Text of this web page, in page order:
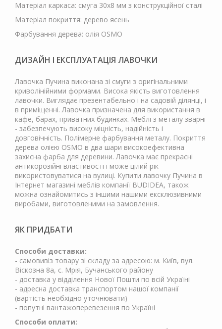
Матеріал каркаса: смуга 30х8 мм з конструкційної сталі
Матеріал покриття: дерево ясень
Фарбування дерева: олія OSMO
ДИЗАЙН І ЕКСПЛУАТАЦІЯ ЛАВОЧКИ
Лавочка Пучина виконана зі смуги з оригінальними
криволінійними формами. Висока якість виготовлення
лавочки. Виглядає презентабельно і на садовій ділянці, і
в приміщенні. Лавочка призначена для використання в
кафе, барах, приватних будинках. Меблі з металу зварні
- забезпечують високу міцність, надійність і
довговічність. Полімерне фарбування металу. Покриття
дерева олією OSMO в два шари високоефективна
захисна фарба для деревини. Лавочка має прекрасні
антикорозійні властивості і може цілий рік
використовуватися на вулиці. Купити лавочку Пучина в
Інтернет магазині меблів компанії BUDIDEA, також
можна ознайомитись з іншими нашими ексклюзивними
виробами, виготовленими на замовлення.
ЯК ПРИДБАТИ
Способи доставки:
- самовивіз товару зі складу за адресою: м. Київ, вул.
Віскозна 8а, с. Мрія, Бучанського району
- доставка у відділення Нової Пошти по всій Україні
- адресна доставка транспортом нашої компанії
(вартість необхідно уточнювати)
- попутні вантажоперевезення по Україні
Способи оплати: